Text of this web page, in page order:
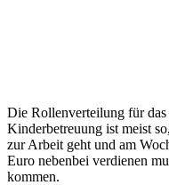
Die Rollenverteilung für
Kinderbetreuung ist meist
zur Arbeit geht und am
Euro nebenbei verdienen
kommen.